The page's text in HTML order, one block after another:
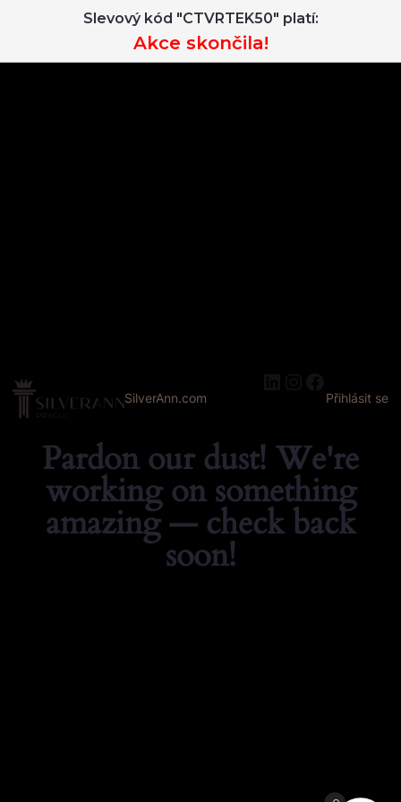
Slevový kód "CTVRTEK50" platí:
Akce skončila!
SilverAnn.com
LinkedIn
Instagram
Přihlásit se
Pardon our dust! We're
working on something
amazing — check back
soon!